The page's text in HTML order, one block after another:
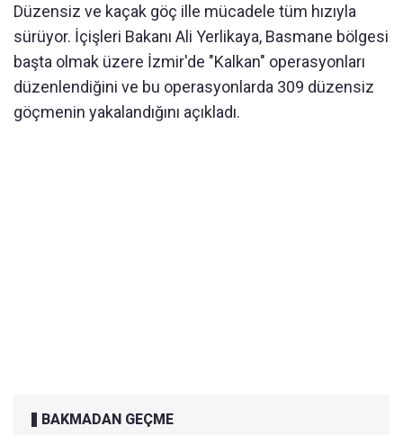
Düzensiz ve kaçak göç ille mücadele tüm hızıyla
sürüyor. İçişleri Bakanı Ali Yerlikaya, Basmane bölgesi
başta olmak üzere İzmir'de "Kalkan" operasyonları
düzenlendiğini ve bu operasyonlarda 309 düzensiz
göçmenin yakalandığını açıkladı.
BAKMADAN GEÇME